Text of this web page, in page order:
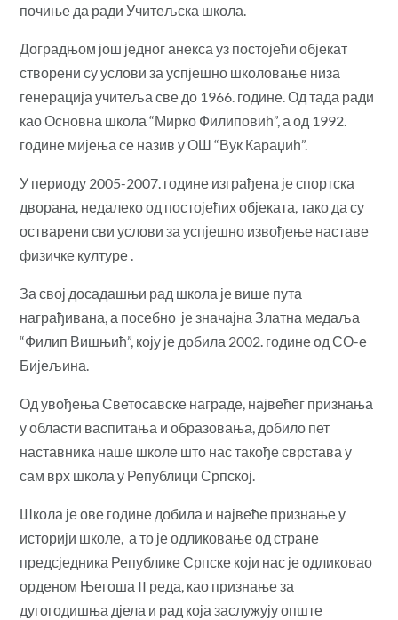
почиње да ради Учитељска школа.
Доградњом још једног анекса уз постојећи објекат
створени су услови за успјешно школовање низа
генерација учитеља све до 1966. године. Од тада ради
као Основна школа “Мирко Филиповић”, а од 1992.
године мијења се назив у ОШ “Вук Караџић”.
У периоду 2005-2007. године изграђена је спортска
дворана, недалеко од постојећих објеката, тако да су
остварени сви услови за успјешно извођење наставе
физичке културе .
За свој досадашњи рад школа је више пута
награђивана, а посебно је значајна Златна медаља
“Филип Вишњић”, коју је добила 2002. године од СО-е
Бијељина.
Од увођења Светосавске награде, највећег признања
у области васпитања и образовања, добило пет
наставника наше школе што нас такође сврстава у
сам врх школа у Републици Српској.
Школа је ове године добила и највеће признање у
историји школе, а то је одликовање од стране
предсједника Републике Српске који нас је одликовао
орденом Његоша II реда, као признање за
дугогодишња дјела и рад која заслужују опште